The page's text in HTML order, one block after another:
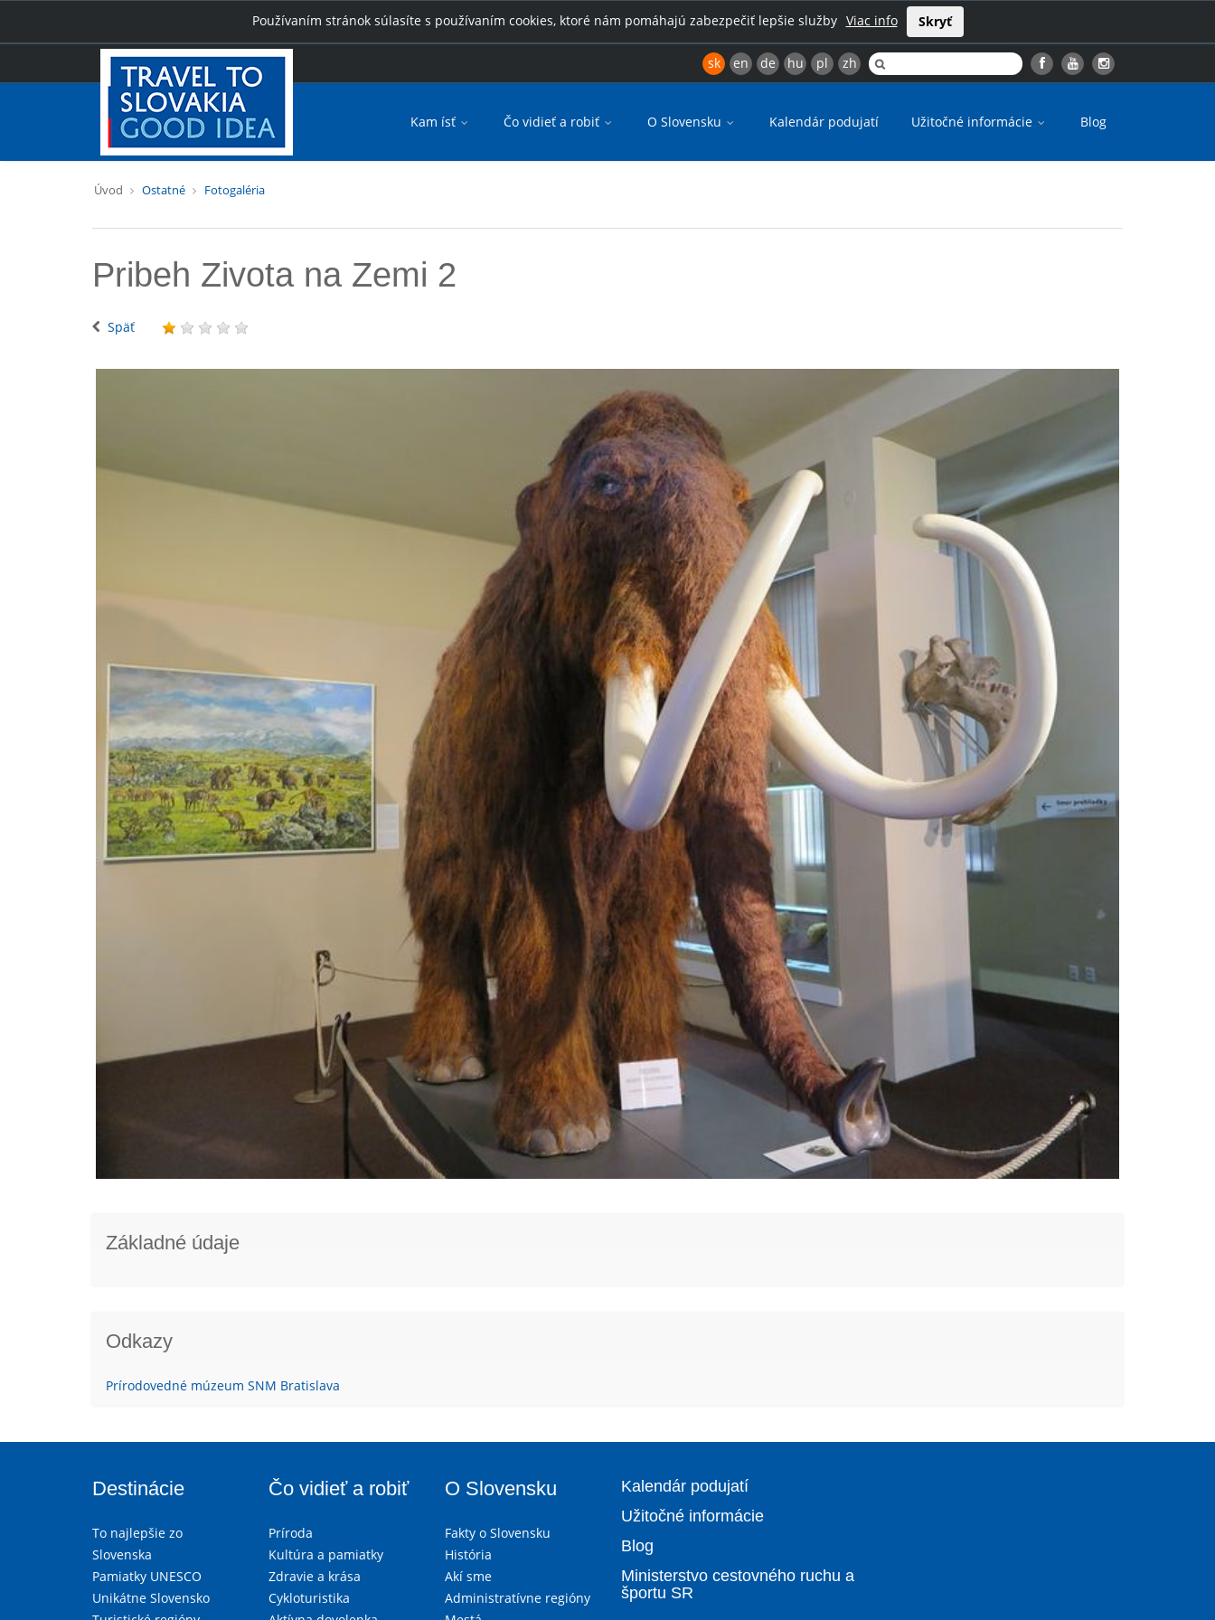
Používaním stránok súlasíte s používaním cookies, ktoré nám pomáhajú zabezpečiť lepšie služby Viac info Skryť
sk en de hu pl zh
Kam ísť Čo vidieť a robiť O Slovensku Kalendár podujatí Užitočné informácie Blog
Úvod Ostatné Fotogaléria
Pribeh Zivota na Zemi 2
Späť
Základné údaje
Odkazy
Prírodovedné múzeum SNM Bratislava
Destinácie
To najlepšie zo
Slovenska
Pamiatky UNESCO
Unikátne Slovensko
Čo vidieť a robiť
Príroda
Kultúra a pamiatky
Zdravie a krása
Cykloturistika
O Slovensku
Fakty o Slovensku
História
Akí sme
Administratívne regióny
Kalendár podujatí
Užitočné informácie
Blog
Ministerstvo cestovného ruchu a
športu SR